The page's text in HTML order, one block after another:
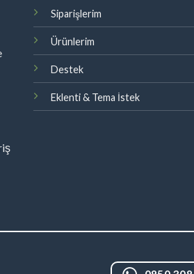
Siparişlerim
Ürünlerim
Destek
Eklenti & Tema İstek